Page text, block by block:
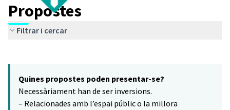
Propostes
Filtrar i cercar
−
Quines propostes poden presentar-se?
Necessàriament han de ser inversions.
– Relacionades amb l’espai públic o la millora